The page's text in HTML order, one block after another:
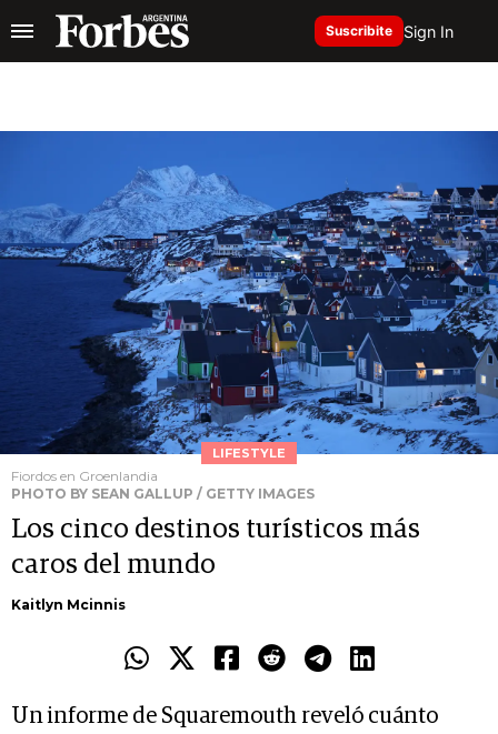
Suscribite Sign In
LIFESTYLE
Fiordos en Groenlandia
PHOTO BY SEAN GALLUP / GETTY IMAGES
Los cinco destinos turísticos más
caros del mundo
Kaitlyn Mcinnis
Un informe de Squaremouth reveló cuánto